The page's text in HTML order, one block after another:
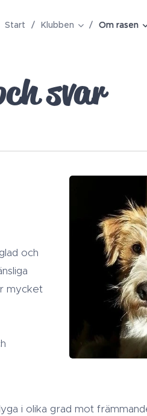
Start Klubben Om rasen
svar
och
mycket
i olika grad mot